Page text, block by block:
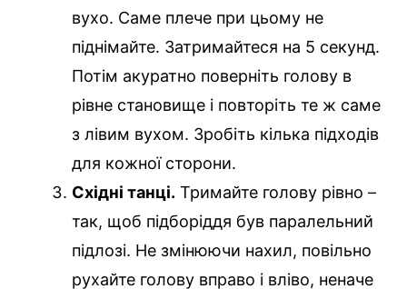
вухо. Саме плече при цьому не
піднімайте. Затримайтеся на 5 секунд.
Потім акуратно поверніть голову в
рівне становище і повторіть те ж саме
з лівим вухом. Зробіть кілька підходів
для кожної сторони.
Східні танці. Тримайте голову рівно –
так, щоб підборіддя був паралельний
підлозі. Не змінюючи нахил, повільно
рухайте голову вправо і вліво, неначе